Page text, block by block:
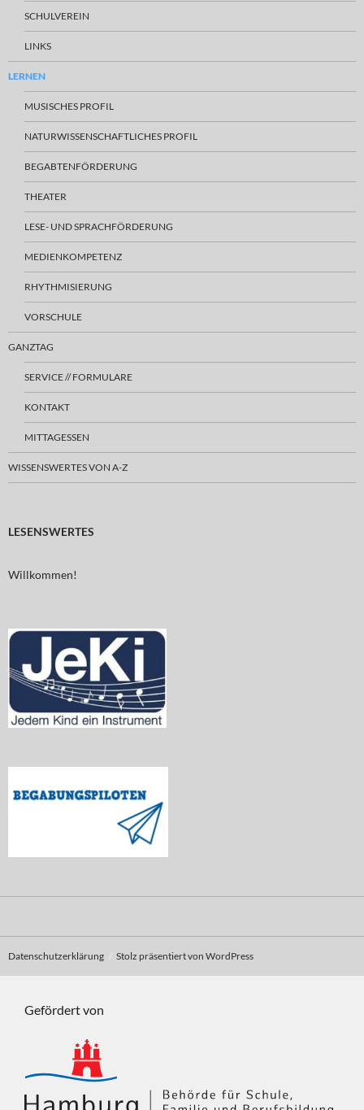
SCHULVEREIN
LINKS
LERNEN
MUSISCHES PROFIL
NATURWISSENSCHAFTLICHES PROFIL
BEGABTENFÖRDERUNG
THEATER
LESE- UND SPRACHFÖRDERUNG
MEDIENKOMPETENZ
RHYTHMISIERUNG
VORSCHULE
GANZTAG
SERVICE // FORMULARE
KONTAKT
MITTAGESSEN
WISSENSWERTES VON A-Z
LESENSWERTES
Willkommen!
Datenschutzerklärung Stolz präsentiert von WordPress
Gefördert von